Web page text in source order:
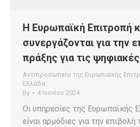
H Ευρωπαϊκή Επιτροπή
συνεργάζονται για την
πράξης για τις
Αντιπροσωπεία της Ευρωπαϊκής
Ελλάδα
By
4 Ιουνίου 2024
Οι υπηρεσίες της Ευρωπαϊκής
είναι αρμόδιες για την επιβολή